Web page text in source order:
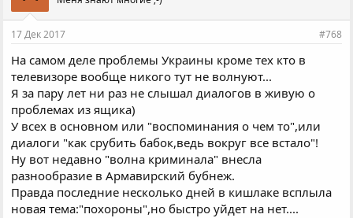
17 Дек 2017 #768
На самом деле проблемы Украины кроме тех кто в
телевизоре вообще никого тут не волнуют...
Я за пару лет ни раз не слышал диалогов в живую о
проблемах из ящика)
У всех в основном или "воспоминания о чем то",или
диалоги "как срубить бабок,ведь вокруг все встало"!
Ну вот недавно "волна криминала" внесла
разнообразие в Армавирский бубнеж.
Правда последние несколько дней в кишлаке всплыла
новая тема:"похороны",но быстро уйдет на нет....